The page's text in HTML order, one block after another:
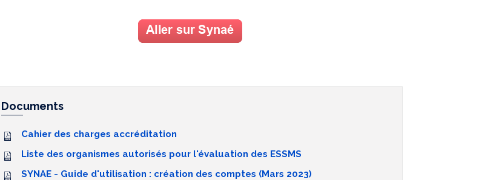
Documents
Cahier des charges accréditation
Liste des organismes autorisés pour l'évaluation des ESSMS
SYNAE - Guide d'utilisation : création des comptes (Mars 2023)